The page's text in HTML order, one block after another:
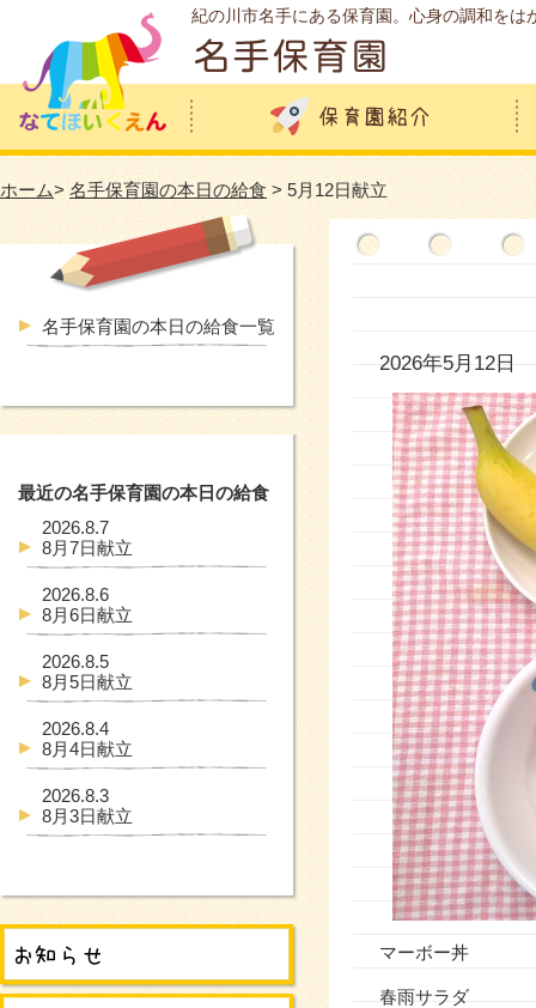
紀の川市名手にある保育園。心身の調和を
ホーム> 名手保育園の本日の給食 > 5月12日献立
2026年5月12日
マーボー丼
春雨サラダ
名手保育園の本日の給食一覧
最近の名手保育園の本日の給食
2026.8.7
8月7日献立
2026.8.6
8月6日献立
2026.8.5
8月5日献立
2026.8.4
8月4日献立
2026.8.3
8月3日献立